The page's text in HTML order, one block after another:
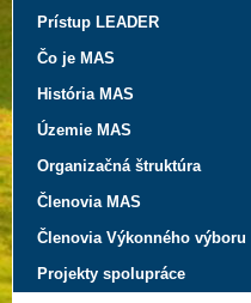
Prístup LEADER
Čo je MAS
História MAS
Územie MAS
Organizačná štruktúra
Členovia MAS
Členovia Výkonného výboru
Projekty spolupráce